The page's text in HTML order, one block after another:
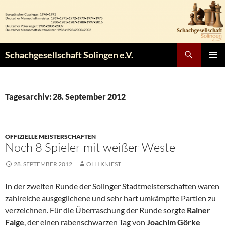
Inhalt
springen
Schachgesellschaft Solingen e.V.
Tagesarchiv: 28. September 2012
OFFIZIELLE MEISTERSCHAFTEN
Noch 8 Spieler mit weißer Weste
28. SEPTEMBER 2012 OLLI KNIEST
In der zweiten Runde der Solinger Stadtmeisterschaften waren
zahlreiche ausgeglichene und sehr hart umkämpfte Partien zu
verzeichnen. Für die Überraschung der Runde sorgte Rainer
Falge, der einen rabenschwarzen Tag von Joachim Görke